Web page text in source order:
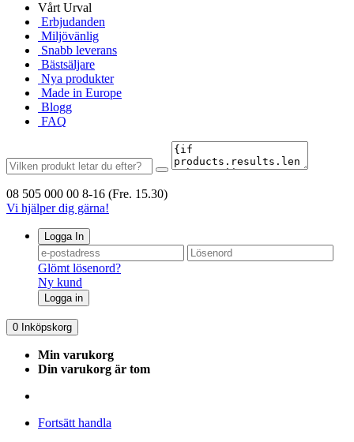
Vårt Urval
Erbjudanden
Miljövänlig
Snabb leverans
Bästsäljare
Nya produkter
Made in Europe
Blogg
FAQ
08 505 000 00 8-16 (Fre. 15.30)
Vi hjälper dig gärna!
Logga In
Glömt lösenord?
Ny kund
Logga in
0 Inköpskorg
Min varukorg
Din varukorg är tom
Fortsätt handla